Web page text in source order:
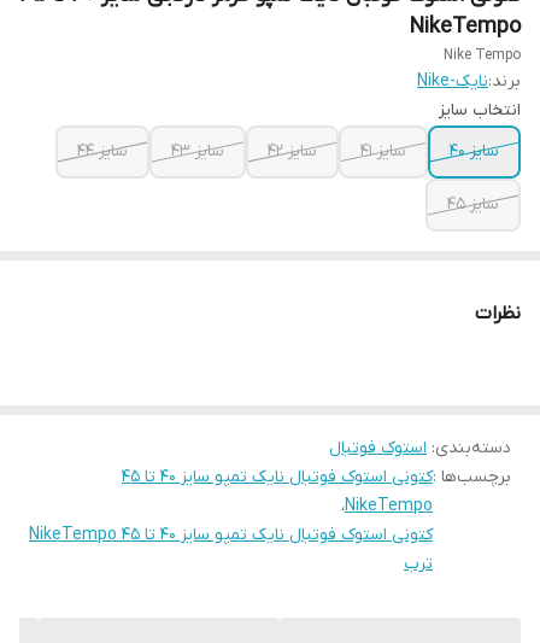
NikeTempo
Nike Tempo
برند:نایک-Nike
انتخاب سایز
سایز ۴۰
سایز ۴۱ سایز ۴۲ سایز ۴۳ سایز ۴۴
سایز ۴۵
نظرات
دسته‌بندی: استوک فوتبال
برچسب‌ها :
کتونی استوک فوتبال نایک تمپو سایز ۴۰ تا ۴۵
NikeTempo،
کتونی استوک فوتبال نایک تمپو سایز ۴۰ تا ۴۵ NikeTempo
ترب